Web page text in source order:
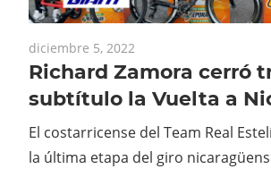
diciembre 5, 2022
Richard Zamora cerró
subtítulo la Vuelta a
El costarricense del Team Real
la última etapa del giro